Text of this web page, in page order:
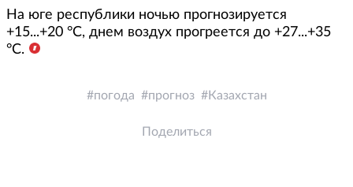
На юге республики ночью прогнозируется
+15...+20 °С, днем воздух прогреется до +27...+35
°С.
погода прогноз Казахстан
Поделиться